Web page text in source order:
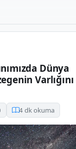
Dünya
Varlığını
4 dk okuma